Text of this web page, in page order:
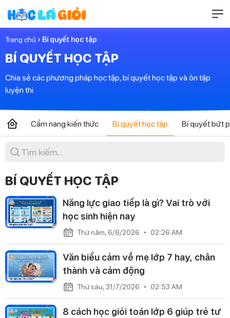
Trang chủ › Bí quyết học tập
BÍ QUYẾT HỌC TẬP
Chia sẻ các phương pháp học tập, bí quyết học tập và ôn tập
luyện thi
Cẩm nang kiến thức Bí quyết học tập Bí quyết bứt
BÍ QUYẾT HỌC TẬP
Năng lực giao tiếp là gì? Vai trò với
học sinh hiện nay
Thứ năm, 6/8/2026 02:26 AM
Văn biểu cảm về mẹ lớp 7 hay, chân
thành và cảm động
Thứ sáu, 31/7/2026 02:53 AM
8 cách học giỏi toán lớp 6 giúp trẻ tư